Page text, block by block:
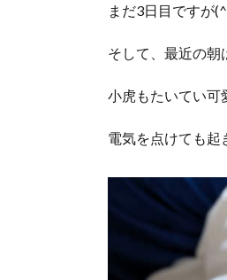
まだ3日目ですが
そして、最近の
小虎もたいてい可
電気を点けても起